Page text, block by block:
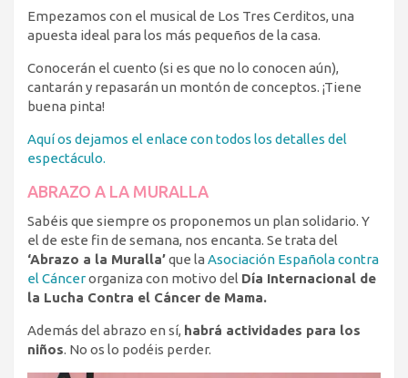
Empezamos con el musical de Los Tres Cerditos, una
apuesta ideal para los más pequeños de la casa.
Conocerán el cuento (si es que no lo conocen aún),
cantarán y repasarán un montón de conceptos. ¡Tiene
buena pinta!
Aquí os dejamos el enlace con todos los detalles del
espectáculo.
ABRAZO A LA MURALLA
Sabéis que siempre os proponemos un plan solidario. Y
el de este fin de semana, nos encanta. Se trata del
‘Abrazo a la Muralla’que la Asociación Española contra
el Cáncerorganiza con motivo del Día Internacional de
la Lucha Contra el Cáncer de Mama.
Además del abrazo en sí, habrá actividades para los
niños. No os lo podéis perder.